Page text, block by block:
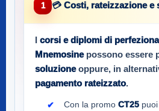
1 💳 Costi, rateizzazione e
corsi e diplomi di
Mnemosinepossono essere
soluzioneoppure, in
pagamento rateizzato.
Con la promo CT25